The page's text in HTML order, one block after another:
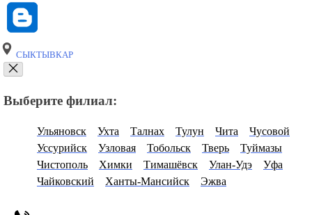
СЫКТЫВКАР
Выберите филиал:
Ульяновск Ухта Талнах Тулун Чита
Чусовой
Уссурийск
Узловая Тобольск Тверь
Туймазы
Чистополь
Химки Тимашёвск Улан-Удэ
Уфа
Чайковский
Ханты-Мансийск Эжва